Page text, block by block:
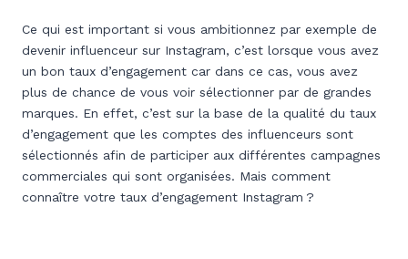
Ce qui est important si vous ambitionnez par exemple de
devenir influenceur sur Instagram, c’est lorsque vous avez
un bon taux d’engagement car dans ce cas, vous avez
plus de chance de vous voir sélectionner par de grandes
marques. En effet, c’est sur la base de la qualité du taux
d’engagement que les comptes des influenceurs sont
sélectionnés afin de participer aux différentes campagnes
commerciales qui sont organisées. Mais comment
connaître votre taux d’engagement Instagram ?